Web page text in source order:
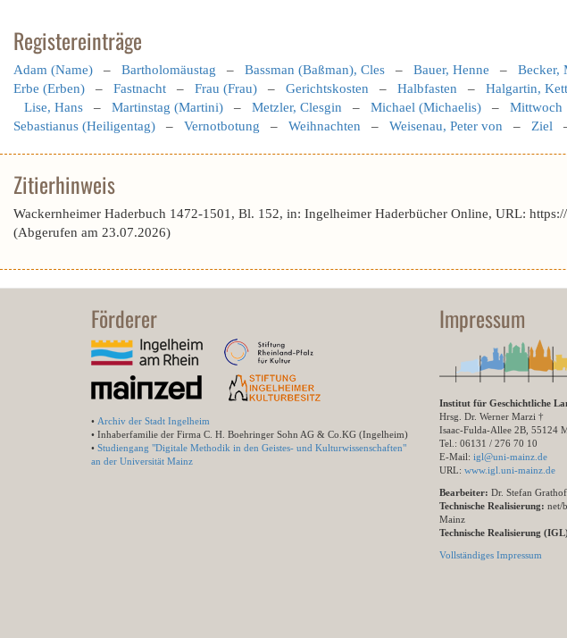
Registereinträge
Adam (Name) – Bartholomäustag – Bassman (Baßman), Cles – Bauer, Henne – Becker,
Erbe (Erben) – Fastnacht – Frau (Frau) – Gerichtskosten – Halbfasten – Halgartin,
Lise, Hans – Martinstag (Martini) – Metzler, Clesgin – Michael (Michaelis) – Mittwoch
Sebastianus (Heiligentag) – Vernotbotung – Weihnachten – Weisenau, Peter von – Ziel
Zitierhinweis
Wackernheimer Haderbuch 1472-1501, Bl. 152, in: Ingelheimer Haderbücher Online, URL:
(Abgerufen am 23.07.2026)
Förderer
• Archiv der Stadt Ingelheim
• Inhaberfamilie der Firma C. H. Boehringer Sohn AG & Co.KG (Ingelheim)
• Studiengang "Digitale Methodik in den Geistes- und Kulturwissenschaften"
an der Universität Mainz
Impressum
Institut für Geschichtliche
Hrsg. Dr. Werner Marzi †
Isaac-Fulda-Allee 2B, 55124
Tel.: 06131 / 276 70 10
E-Mail: igl@uni-mainz.de
URL: www.igl.uni-mainz.de
Bearbeiter: Dr. Stefan
Technische Realisierung: net/
Mainz
Technische Realisierung
Vollständiges Impressum